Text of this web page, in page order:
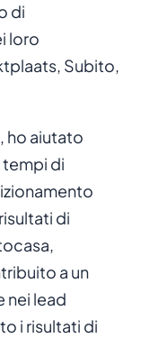
di
loro
Subito,
, ho aiutato
di
di
a un
nei lead
i risultati di